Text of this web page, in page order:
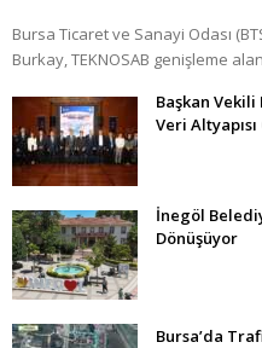
Bursa Ticaret ve Sanayi Odası
Burkay, TEKNOSAB genişleme
Başkan
Veri
İnegöl
Dönüşüyor
Bursa’da